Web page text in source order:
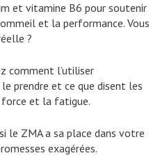
et vitamine B6 pour soutenir
et la performance. Vous
?
comment l’utiliser
prendre et ce que disent les
et la fatigue.
le ZMA a sa place dans votre
exagérées.